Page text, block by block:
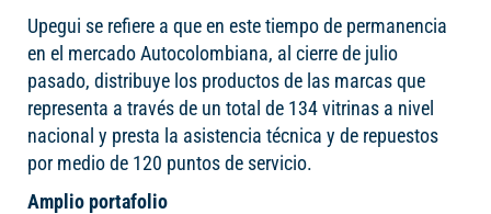
Upegui se refiere a que en este tiempo de permanencia
en el mercado Autocolombiana, al cierre de julio
pasado, distribuye los productos de las marcas que
representa a través de un total de 134 vitrinas a nivel
nacional y presta la asistencia técnica y de repuestos
por medio de 120 puntos de servicio.
Amplio portafolio